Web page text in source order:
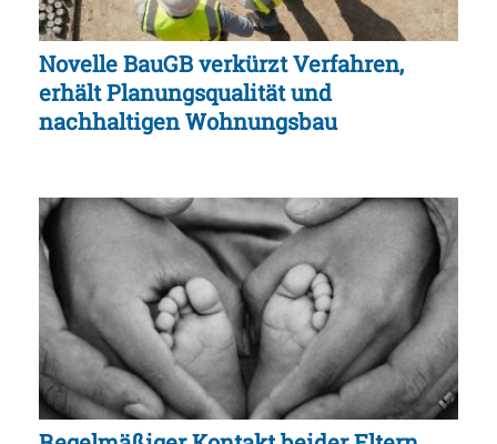
Novelle BauGB verkürzt Verfahren,
erhält Planungsqualität und
nachhaltigen Wohnungsbau